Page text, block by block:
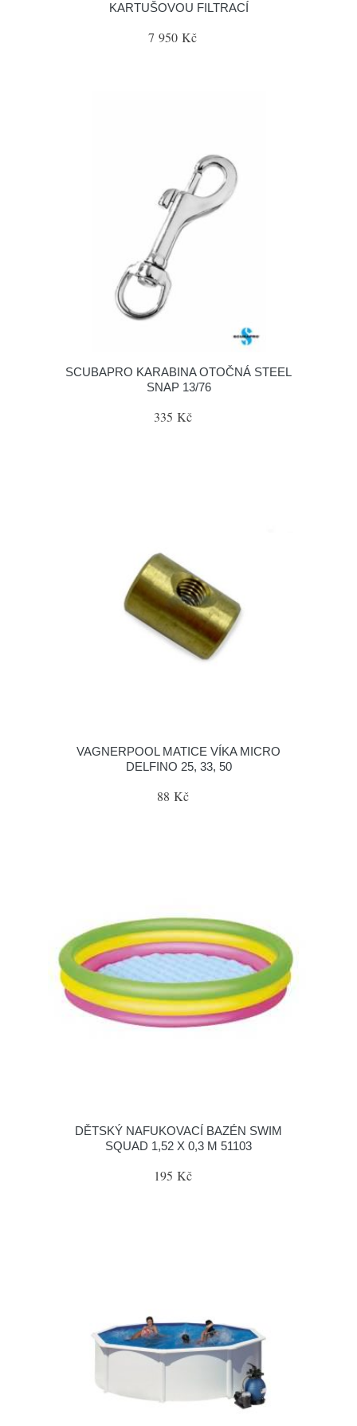
KARTUŠOVOU FILTRACÍ
7 950 Kč
SCUBAPRO KARABINA OTOČNÁ STEEL
SNAP 13/76
335 Kč
VAGNERPOOL MATICE VÍKA MICRO
DELFINO 25, 33, 50
88 Kč
DĚTSKÝ NAFUKOVACÍ BAZÉN SWIM
SQUAD 1,52 X 0,3 M 51103
195 Kč